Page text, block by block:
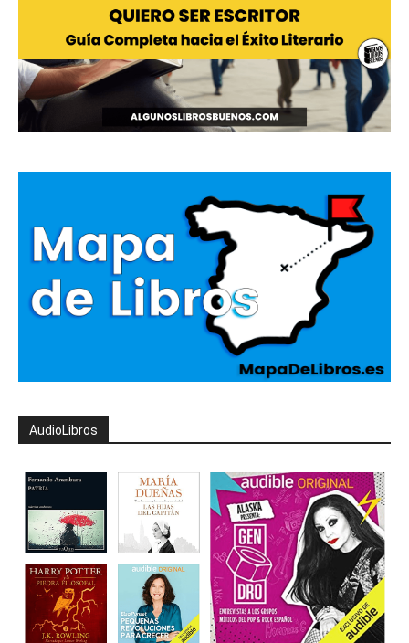
AudioLibros